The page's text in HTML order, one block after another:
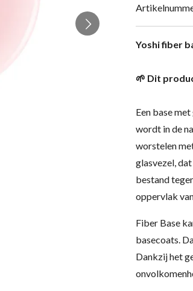
Yoshi fiber
🌱 Dit
Een base
wordt in de
worstelen
glasvezel,
bestand
oppervlak
Fiber Base
basecoats.
Dankzij het